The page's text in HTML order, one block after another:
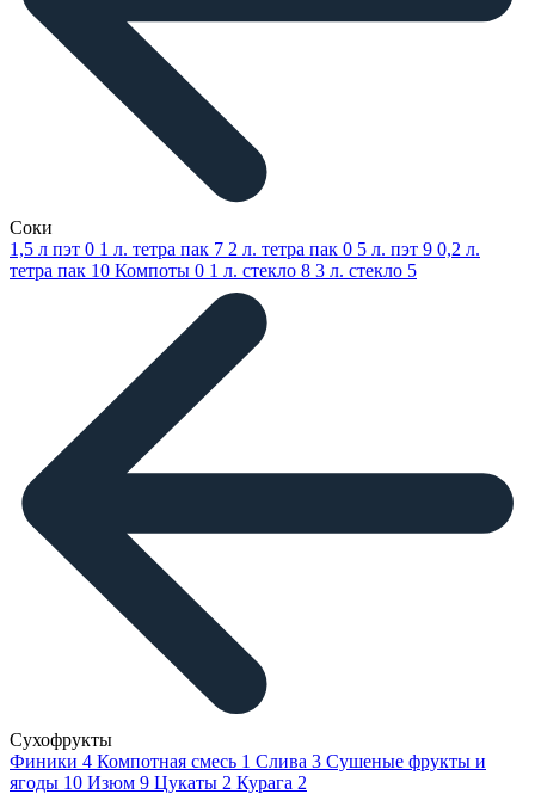
Соки
1,5 л пэт 0 1 л. тетра пак 7 2 л. тетра пак 0 5 л. пэт 9 0,2 л.
тетра пак 10 Компоты 0 1 л. стекло 8 3 л. стекло 5
Сухофрукты
Финики 4 Компотная смесь 1 Слива 3 Сушеные фрукты и
ягоды 10 Изюм 9 Цукаты 2 Курага 2